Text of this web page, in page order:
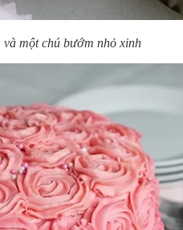
một chú bướm nhỏ xinh